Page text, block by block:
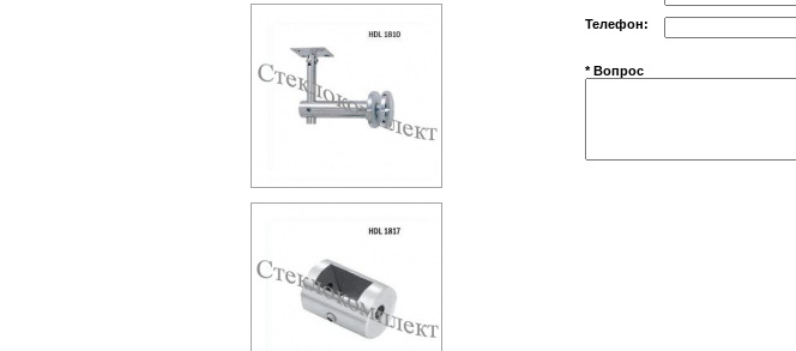
Телефон:
* Вопрос